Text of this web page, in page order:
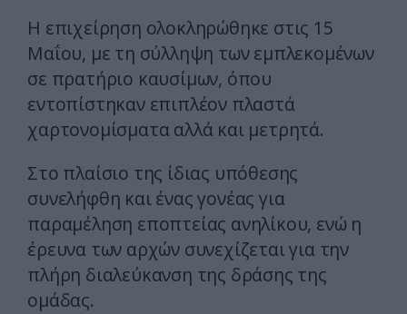
Η επιχείρηση ολοκληρώθηκε στις 15
Μαΐου, με τη σύλληψη των εμπλεκομένων
σε πρατήριο καυσίμων, όπου
εντοπίστηκαν επιπλέον πλαστά
χαρτονομίσματα αλλά και μετρητά.
Στο πλαίσιο της ίδιας υπόθεσης
συνελήφθη και ένας γονέας για
παραμέληση εποπτείας ανηλίκου, ενώ η
έρευνα των αρχών συνεχίζεται για την
πλήρη διαλεύκανση της δράσης της
ομάδας.